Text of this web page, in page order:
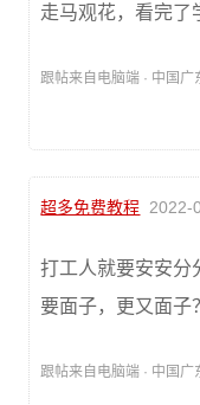
走马观花，看完了
跟帖来自电脑端 · 中国广
超多免费教程 2022-
打工人就要安安分
要面子，更又面子
跟帖来自电脑端 · 中国广